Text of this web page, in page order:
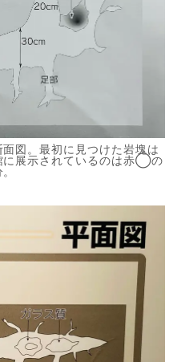
面図。最初に見つけた岩塊は
展示されているのは赤◯の